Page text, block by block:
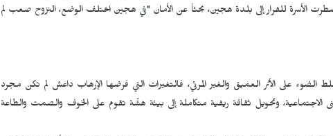
الأسرة للفرار إلى بلدة هجين، بحثاً عن الأمان "في هجين اختلف الوضع، النزوح صعب لم
الضوء على الأثر العميق والغير المرئي، فالتغيرات التي فرضها الإرهاب داعش لم تكن مجرد
الاجتماعية، وتحويل ثقافة ريفية متكاملة إلى بيئة هشّة تقوم على الخوف والصمت والطاعة